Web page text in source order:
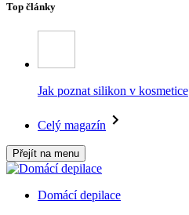
Top články
Jak poznat silikon v kosmetice
Celý magazín
Přejít na menu
Domácí depilace